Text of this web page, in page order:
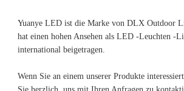
Yuanye LED ist die Marke von DLX Outdoor
hat einen hohen Ansehen als LED -Leuchten -
Wenn Sie an einem unserer Produkte